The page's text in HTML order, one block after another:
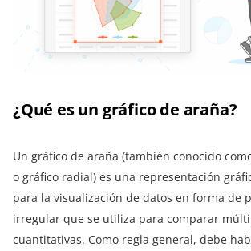
¿Qué es un gráfico de araña?
Un gráfico de araña (también conocido
o gráfico radial) es una representación
para la visualización de datos en forma de
irregular que se utiliza para comparar
cuantitativas. Como regla general, debe